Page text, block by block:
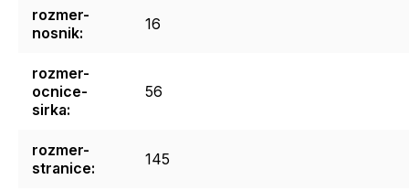
rozmer-
nosnik: 16
rozmer-
ocnice-
sirka:
56
rozmer-
stranice: 145